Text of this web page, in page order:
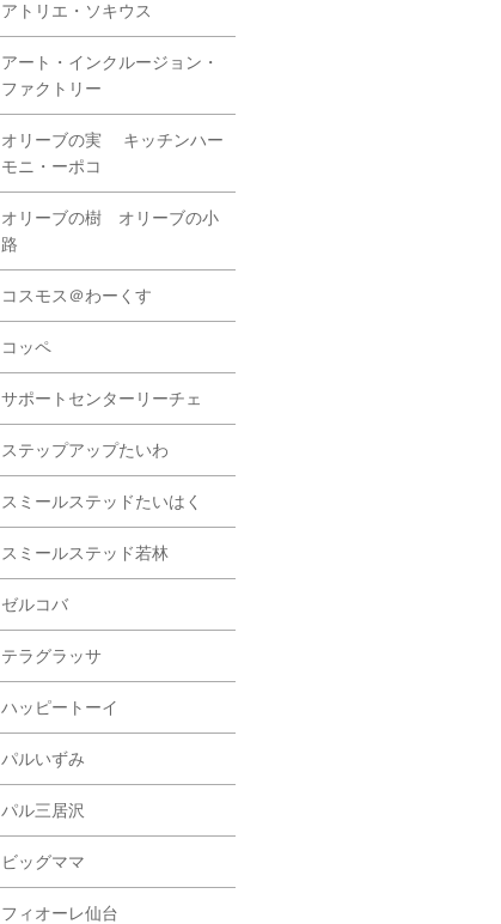
アトリエ・ソキウス
アート・インクルージョン・
ファクトリー
オリーブの実 キッチンハー
モニ・ーポコ
オリーブの樹 オリーブの小
路
コスモス＠わーくす
コッペ
サポートセンターリーチェ
ステップアップたいわ
スミールステッドたいはく
スミールステッド若林
ゼルコバ
テラグラッサ
ハッピートーイ
パルいずみ
パル三居沢
ビッグママ
フィオーレ仙台